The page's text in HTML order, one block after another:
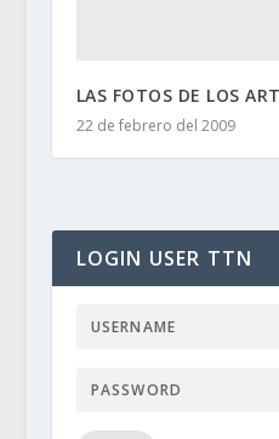
LAS FOTOS DE LOS
22 de febrero del 2009
LOGIN USER TTN